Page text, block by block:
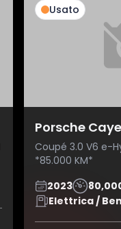
Usato
Porsche
Coupé 3.0 V6 e-
*85.000 KM*
2023
Elettrica /